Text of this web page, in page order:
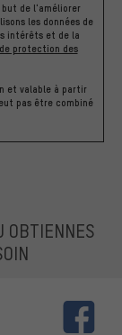
but de l'améliorer
les données de
intérêts et de la
protection des
et valable à partir
pas être combiné
OBTIENNES